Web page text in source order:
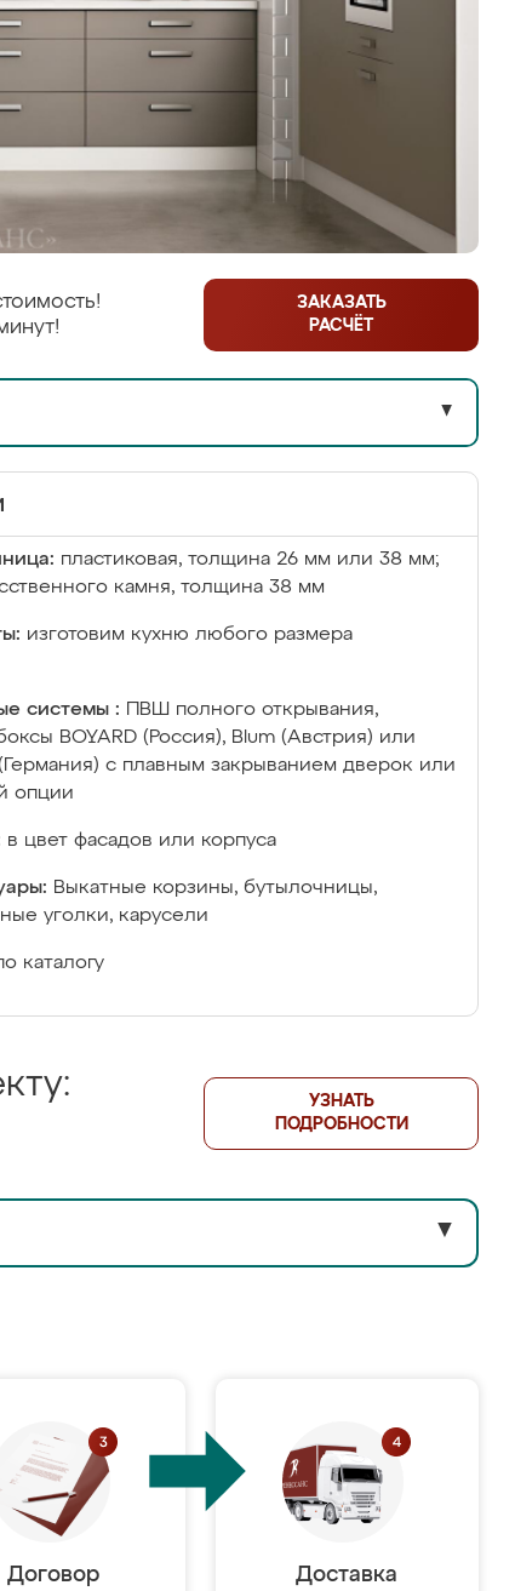
ЗАКАЗАТЬ
РАСЧЁТ
▼
пластиковая, толщина 26 мм или 38 мм;
камня, толщина 38 мм
изготовим кухню любого размера
системы :
ПВШ полного открывания,
BOYARD (Россия), Blum (Австрия) или
с плавным закрыванием дверок или
опции
в цвет фасадов или корпуса
Выкатные корзины, бутылочницы,
уголки, карусели
каталогу
УЗНАТЬ
ПОДРОБНОСТИ
▼
Договор
Доставка